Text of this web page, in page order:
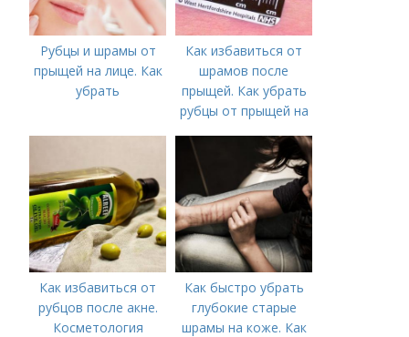
Рубцы и шрамы от
прыщей на лице. Как
убрать
Как избавиться от
шрамов после
прыщей. Как убрать
рубцы от прыщей на
Как избавиться от
рубцов после акне.
Косметология
Как быстро убрать
глубокие старые
шрамы на коже. Как